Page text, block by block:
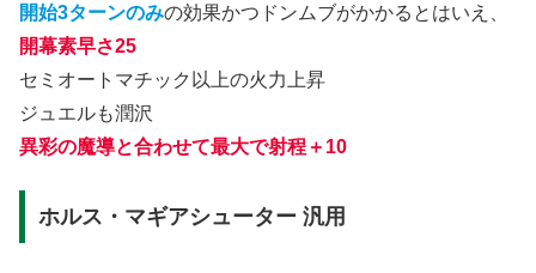
開始3ターンのみの効果かつドンムブがかかるとはいえ、
開幕素早さ25
セミオートマチック以上の火力上昇
ジュエルも潤沢
異彩の魔導と合わせて最大で射程＋10
ホルス・マギアシューター 汎用